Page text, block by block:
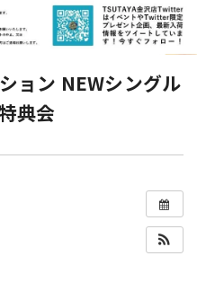
ョン NEWシングル
典会